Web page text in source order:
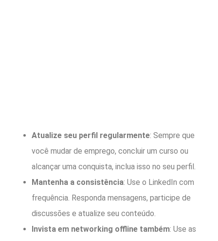
Atualize seu perfil regularmente: Sempre que
você mudar de emprego, concluir um curso ou
alcançar uma conquista, inclua isso no seu perfil.
Mantenha a consistência: Use o LinkedIn com
frequência. Responda mensagens, participe de
discussões e atualize seu conteúdo.
Invista em networking offline também: Use as